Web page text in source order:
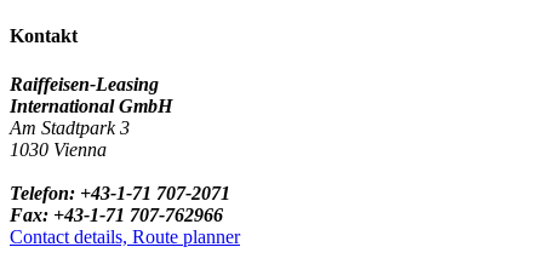
Kontakt
Raiffeisen-Leasing
International GmbH
Am Stadtpark 3
1030 Vienna
Telefon: +43-1-71 707-2071
Fax: +43-1-71 707-762966
Contact details, Route planner